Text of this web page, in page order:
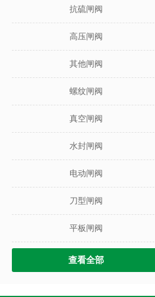
抗硫闸阀
高压闸阀
其他闸阀
螺纹闸阀
真空闸阀
水封闸阀
电动闸阀
刀型闸阀
平板闸阀
查看全部